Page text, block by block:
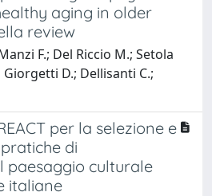
aging in older
review
F.; Del Riccio M.; Setola
Giorgetti D.; Dellisanti C.;
per la selezione e
di
paesaggio culturale
italiane